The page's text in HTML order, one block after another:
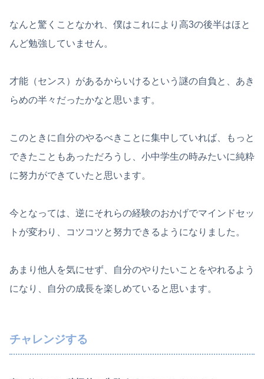
なんと驚くことなかれ、僕はこれにより高3の後半はほと
んど勉強していません。
才能（センス）があるからいけるという謎の自負と、あき
らめの半々だったかなと思います。
このときに自分のやるべきことに集中していれば、もっと
できたこともあっただろうし、小中学生の時みたいに純粋
に努力ができていたと思います。
今となっては、逆にそれらの経験のおかげでマインドセッ
トが変わり、コツコツと努力できるようになりました。
あまり他人を気にせず、自分のやりたいことをやれるよう
になり、自分の成長を楽しめていると思います。
チャレンジする